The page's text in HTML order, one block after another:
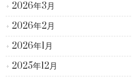
2026年3月
2026年2月
2026年1月
2025年12月